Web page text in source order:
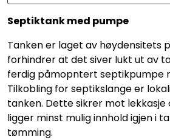
Septiktank med pumpe
Tanken er laget av høydensitets
forhindrer at det siver lukt ut av
ferdig påmopntert septikpumpe
Tilkobling for septikslange er
tanken. Dette sikrer mot
ligger minst mulig innhold igjen i
tømming.